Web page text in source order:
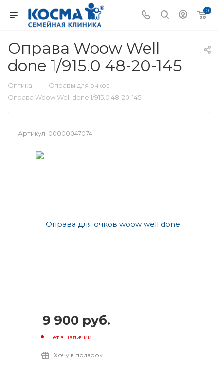
0
Оправа Woow Well
done 1/915.0 48-20-145
Оптика — Оправы для очков —
Оправа Woow Well done 1/915.0 48-20-145
Артикул: 00000047074
9 900 руб.
Нет в наличии
Хочу в подарок